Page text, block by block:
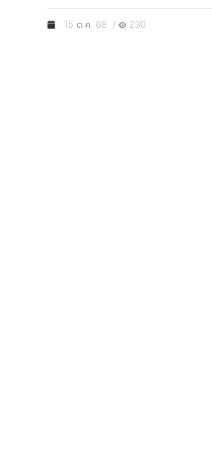
15 ต.ค. 68 / 230